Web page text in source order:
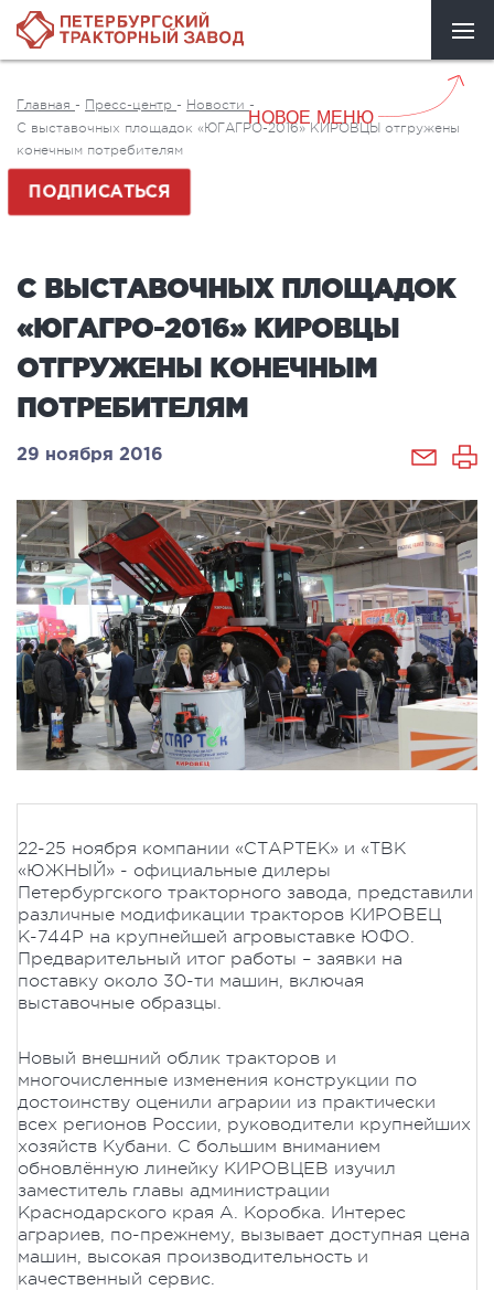
НОВОЕ МЕНЮ
Главная - Пресс-центр - Новости -
С выставочных площадок «ЮГАГРО-2016» КИРОВЦЫ отгружены
конечным потребителям
ПОДПИСАТЬСЯ
С ВЫСТАВОЧНЫХ ПЛОЩАДОК
«ЮГАГРО-2016» КИРОВЦЫ
ОТГРУЖЕНЫ КОНЕЧНЫМ
ПОТРЕБИТЕЛЯМ
29 ноября 2016
22-25 ноября компании «СТАРТЕК» и «ТВК
«ЮЖНЫЙ» - официальные дилеры
Петербургского тракторного завода, представили
различные модификации тракторов КИРОВЕЦ
К-744Р на крупнейшей агровыставке ЮФО.
Предварительный итог работы – заявки на
поставку около 30-ти машин, включая
выставочные образцы.
Новый внешний облик тракторов и
многочисленные изменения конструкции по
достоинству оценили аграрии из практически
всех регионов России, руководители крупнейших
хозяйств Кубани. С большим вниманием
обновлённую линейку КИРОВЦЕВ изучил
заместитель главы администрации
Краснодарского края А. Коробка. Интерес
аграриев, по-прежнему, вызывает доступная цена
машин, высокая производительность и
качественный сервис.